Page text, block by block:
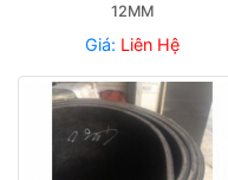
12MM
Giá: Liên Hệ